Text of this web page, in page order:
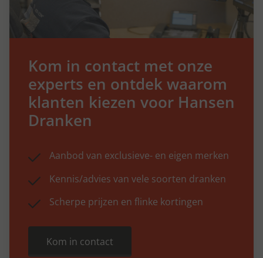
Kom in contact met onze
experts en ontdek waarom
klanten kiezen voor Hansen
Dranken
Aanbod van exclusieve- en eigen merken
Kennis/advies van vele soorten dranken
Scherpe prijzen en flinke kortingen
Kom in contact